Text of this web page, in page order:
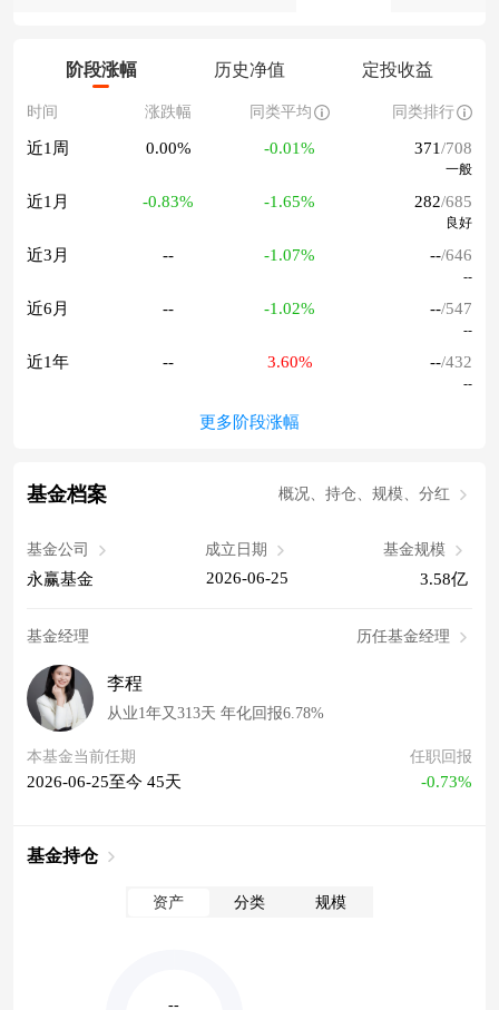
阶段涨幅 历史净值 定投收益
时间 涨跌幅 同类平均 同类排行
近1周 0.00% -0.01% 371/708
一般
近1月 -0.83% -1.65% 282/685
良好
近3月 -- -1.07% --/646
--
近6月 -- -1.02% --/547
--
近1年 -- 3.60% --/432
--
更多阶段涨幅
基金档案 概况、持仓、规模、分红
基金公司
永赢基金
成立日期
2026-06-25
基金规模
3.58亿
基金经理 历任基金经理
李程
从业1年又313天 年化回报6.78%
本基金当前任期
2026-06-25至今 45天
任职回报
-0.73%
基金持仓
资产 分类 规模
--